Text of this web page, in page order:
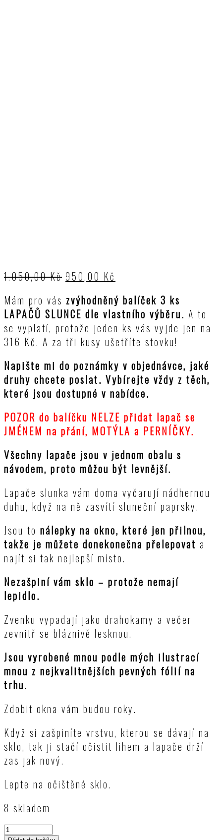
1.050,00Kč 950,00 Kč
Mám pro vás zvýhodněný balíček 3 ks
LAPAČŮ SLUNCE dle vlastního výběru. A to
se vyplatí, protože jeden ks vás vyjde jen na
316 Kč. A za tři kusy ušetříte stovku!
Napište mi do poznámky v objednávce, jaké
druhy chcete poslat. Vybírejte vždy z těch,
které jsou dostupné v nabídce.
POZOR do balíčku NELZE přidat lapač se
JMÉNEM na přání, MOTÝLA a PERNÍČKY.
Všechny lapače jsou v jednom obalu s
návodem, proto můžou být levnější.
Lapače slunka vám doma vyčarují nádhernou
duhu, když na ně zasvítí sluneční paprsky.
Jsou to nálepky na okno, které jen přilnou,
takže je můžete donekonečna přelepovat a
najít si tak nejlepší místo.
Nezašpiní vám sklo – protože nemají
lepidlo.
Zvenku vypadají jako drahokamy a večer
zevnitř se bláznivě lesknou.
Jsou vyrobené mnou podle mých ilustrací
mnou z nejkvalitnějších pevných fólií na
trhu.
Zdobit okna vám budou roky.
Když si zašpiníte vrstvu, kterou se dávají na
sklo, tak ji stačí očistit lihem a lapače drží
zas jak nový.
Lepte na očištěné sklo.
8 skladem
VÝHODNÝ
balíček